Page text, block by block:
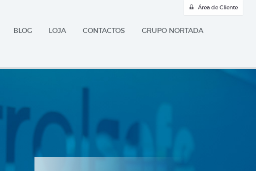
Área de Cliente
BLOG LOJA CONTACTOS GRUPO NORTADA